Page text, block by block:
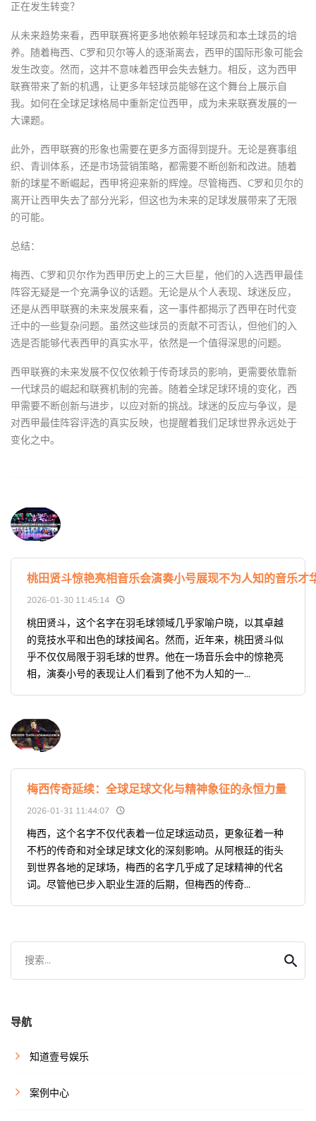
正在发生转变？
从未来趋势来看，西甲联赛将更多地依赖年轻球员和本土球员的培
养。随着梅西、C罗和贝尔等人的逐渐离去，西甲的国际形象可能会
发生改变。然而，这并不意味着西甲会失去魅力。相反，这为西甲
联赛带来了新的机遇，让更多年轻球员能够在这个舞台上展示自
我。如何在全球足球格局中重新定位西甲，成为未来联赛发展的一
大课题。
此外，西甲联赛的形象也需要在更多方面得到提升。无论是赛事组
织、青训体系，还是市场营销策略，都需要不断创新和改进。随着
新的球星不断崛起，西甲将迎来新的辉煌。尽管梅西、C罗和贝尔的
离开让西甲失去了部分光彩，但这也为未来的足球发展带来了无限
的可能。
总结：
梅西、C罗和贝尔作为西甲历史上的三大巨星，他们的入选西甲最佳
阵容无疑是一个充满争议的话题。无论是从个人表现、球迷反应，
还是从西甲联赛的未来发展来看，这一事件都揭示了西甲在时代变
迁中的一些复杂问题。虽然这些球员的贡献不可否认，但他们的入
选是否能够代表西甲的真实水平，依然是一个值得深思的问题。
西甲联赛的未来发展不仅仅依赖于传奇球员的影响，更需要依靠新
一代球员的崛起和联赛机制的完善。随着全球足球环境的变化，西
甲需要不断创新与进步，以应对新的挑战。球迷的反应与争议，是
对西甲最佳阵容评选的真实反映，也提醒着我们足球世界永远处于
变化之中。
桃田贤斗惊艳亮相音乐会演奏小号展现不为人知的音乐才
2026-01-30 11:45:14
桃田贤斗，这个名字在羽毛球领域几乎家喻户晓，以其卓越
的竞技水平和出色的球技闻名。然而，近年来，桃田贤斗似
乎不仅仅局限于羽毛球的世界。他在一场音乐会中的惊艳亮
相，演奏小号的表现让人们看到了他不为人知的一...
梅西传奇延续：全球足球文化与精神象征的永恒力量
2026-01-31 11:44:07
梅西，这个名字不仅代表着一位足球运动员，更象征着一种
不朽的传奇和对全球足球文化的深刻影响。从阿根廷的街头
到世界各地的足球场，梅西的名字几乎成了足球精神的代名
词。尽管他已步入职业生涯的后期，但梅西的传奇...
搜索...
导航
知道壹号娱乐
案例中心